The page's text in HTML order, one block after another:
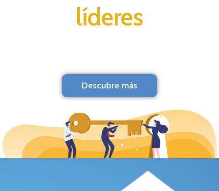
líderes
Descubre más